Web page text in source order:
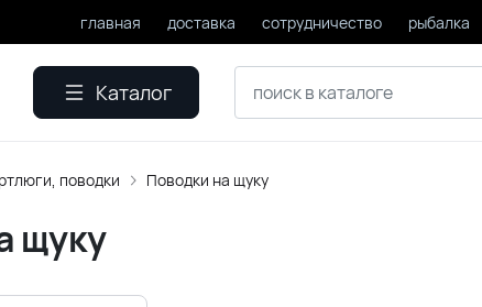
главная доставка сотрудничество рыбалка
Каталог
поводки Поводки на щуку
щуку